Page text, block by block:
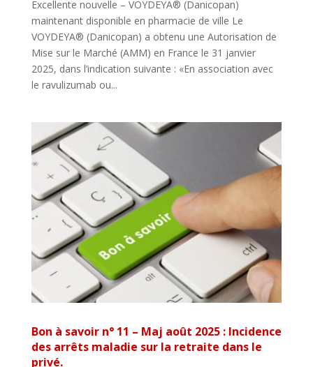
Excellente nouvelle – VOYDEYA® (Danicopan)
maintenant disponible en pharmacie de ville Le
VOYDEYA® (Danicopan) a obtenu une Autorisation de
Mise sur le Marché (AMM) en France le 31 janvier
2025, dans l’indication suivante : «En association avec
le ravulizumab ou...
Bon à savoir n° 11 – Maj août 2025 : Incidence
des arrêts maladie sur la retraite dans le
privé.